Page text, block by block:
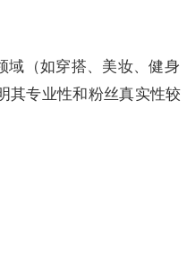
域（如穿搭、美妆、健身
其专业性和粉丝真实性较